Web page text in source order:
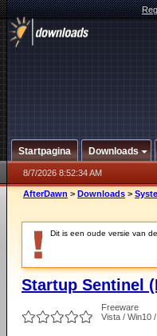
Startpagina Downloads
8/7/2026 8:52:34 AM
AfterDawn > Downloads >
Dit is een oude versie van
Startup Sentinel
Freeware
Vista / Win10